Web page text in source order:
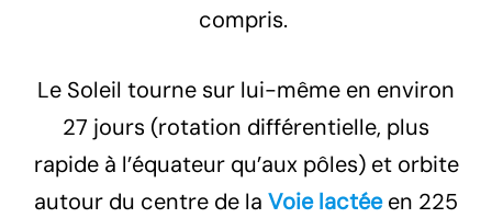
compris.
Le Soleil tourne sur lui-même en environ
27 jours (rotation différentielle, plus
rapide à l’équateur qu’aux pôles) et orbite
autour du centre de la Voie lactéeen 225